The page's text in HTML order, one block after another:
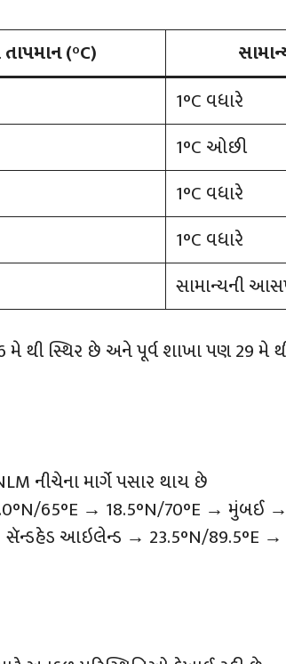
(°C)
1°C વધારે
1°C ઓછી
1°C વધારે
1°C વધારે
સામાન્યની
મે થી સ્થિર છે અને પૂર્વ શાખા પણ 29 મે
નીચેના માર્ગે પસાર થાય છે
65°E → 18.5°N/70°E → મુંબઈ
આઇલેન્ડ → 23.5°N/89.5°E